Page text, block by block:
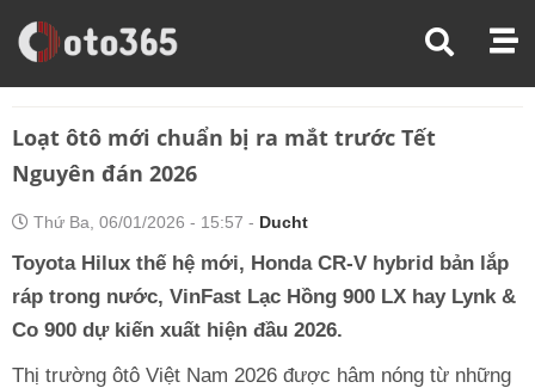
Trang Chủ
Thị Trường Xe
Loạt ôtô mới chuẩn bị ra mắt trước Tết
Nguyên đán 2026
Thứ Ba, 06/01/2026 - 15:57 - Ducht
Toyota Hilux thế hệ mới, Honda CR-V hybrid bản lắp
ráp trong nước, VinFast Lạc Hồng 900 LX hay Lynk &
Co 900 dự kiến xuất hiện đầu 2026.
Thị trường ôtô Việt Nam 2026 được hâm nóng từ những